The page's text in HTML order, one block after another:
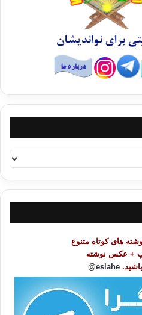
های کوتاه متنوع
+ عکس نوشته
eslahe@